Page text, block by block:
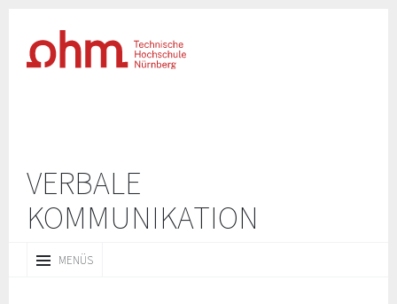
VERBALE
KOMMUNIKATION
MENÜS
INHALT